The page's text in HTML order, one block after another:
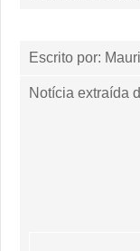
Escrito por:
Notícia extraída